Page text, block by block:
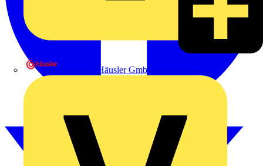
Heinrich Häusler GmbH